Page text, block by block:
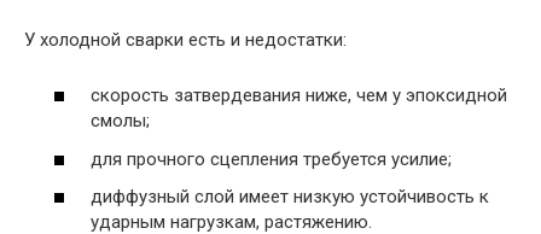
У холодной сварки есть и недостатки:
скорость затвердевания ниже, чем у эпоксидной
смолы;
для прочного сцепления требуется усилие;
диффузный слой имеет низкую устойчивость к
ударным нагрузкам, растяжению.